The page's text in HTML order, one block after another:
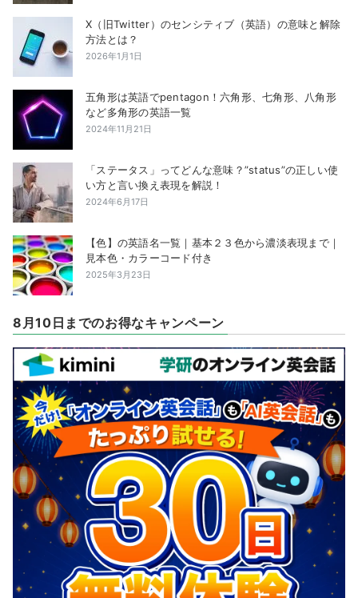
X（旧Twitter）のセンシティブ（英語）の意味と解除
方法とは？
2026年1月1日
五角形は英語でpentagon！六角形、七角形、八角形
など多角形の英語一覧
2024年11月21日
「ステータス」ってどんな意味？”status”の正しい使
い方と言い換え表現を解説！
2024年6月17日
【色】の英語名一覧｜基本２３色から濃淡表現まで｜
見本色・カラーコード付き
2025年3月23日
8月10日までのお得なキャンペーン